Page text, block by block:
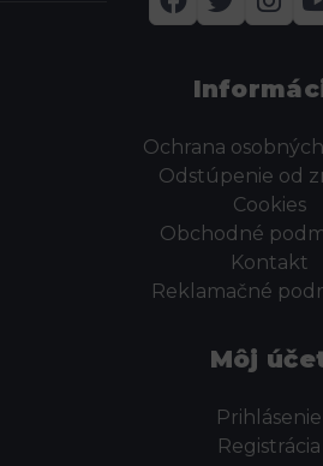
Ochrana
Odstúpenie od
Cookies
Obchodné
Kontakt
Reklamačné
Môj
Prihlásenie
Registrácia